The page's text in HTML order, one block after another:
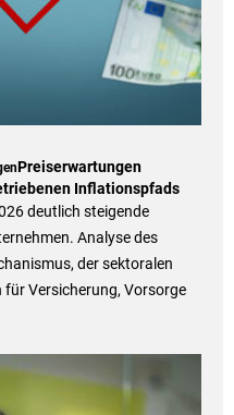
Preiserwartungen
Inflationspfads
deutlich steigende
Analyse des
der sektoralen
Versicherung, Vorsorge